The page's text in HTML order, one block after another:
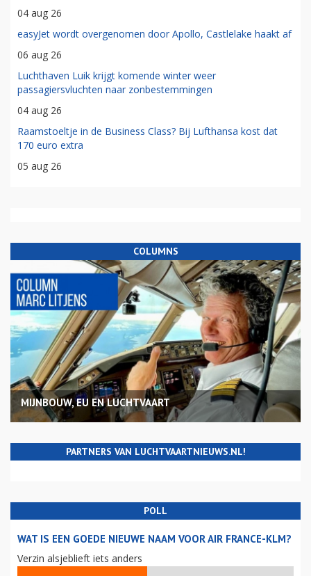
04 aug 26
easyJet wordt overgenomen door Apollo, Castlelake haakt af
06 aug 26
Luchthaven Luik krijgt komende winter weer
passagiersvluchten naar zonbestemmingen
04 aug 26
Raamstoeltje in de Business Class? Bij Lufthansa kost dat
170 euro extra
05 aug 26
COLUMNS
MIJNBOUW, EU EN LUCHTVAART
PARTNERS VAN LUCHTVAARTNIEUWS.NL!
POLL
WAT IS EEN GOEDE NIEUWE NAAM VOOR AIR FRANCE-KLM?
Verzin alsjeblieft iets anders